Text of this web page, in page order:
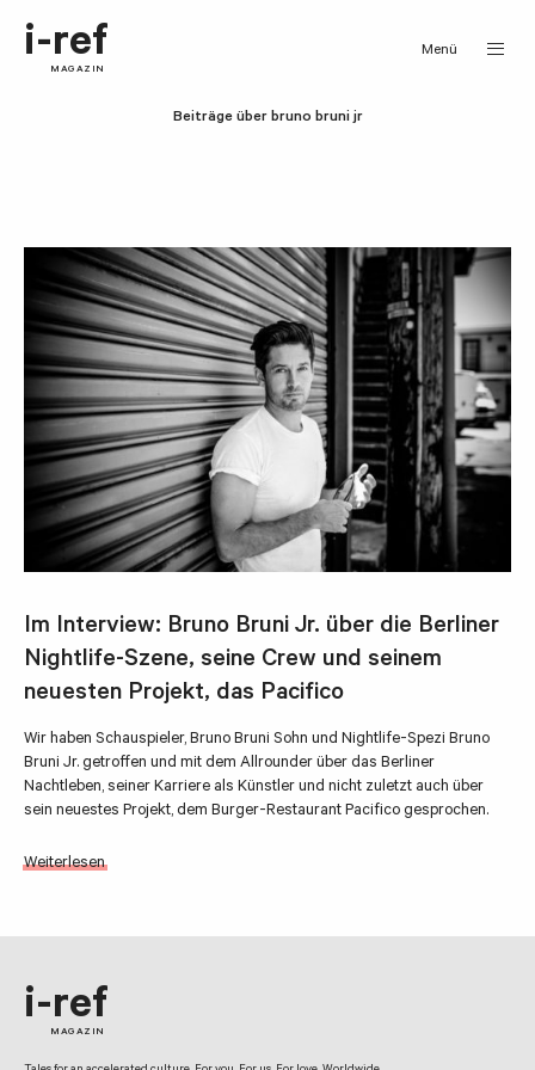
i-ref
MAGAZIN
Menü
Beiträge über bruno bruni jr
Im Interview: Bruno Bruni Jr. über die Berliner
Nightlife-Szene, seine Crew und seinem
neuesten Projekt, das Pacifico
Wir haben Schauspieler, Bruno Bruni Sohn und Nightlife-Spezi Bruno
Bruni Jr. getroffen und mit dem Allrounder über das Berliner
Nachtleben, seiner Karriere als Künstler und nicht zuletzt auch über
sein neuestes Projekt, dem Burger-Restaurant Pacifico gesprochen.
Weiterlesen
i-ref
MAGAZIN